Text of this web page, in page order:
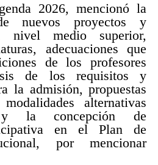
2026, mencionó la
nuevos proyectos y
nivel medio superior,
adecuaciones que
de los profesores
de los requisitos y
la admisión, propuestas
alternativas
la concepción de
en el Plan de
por mencionar